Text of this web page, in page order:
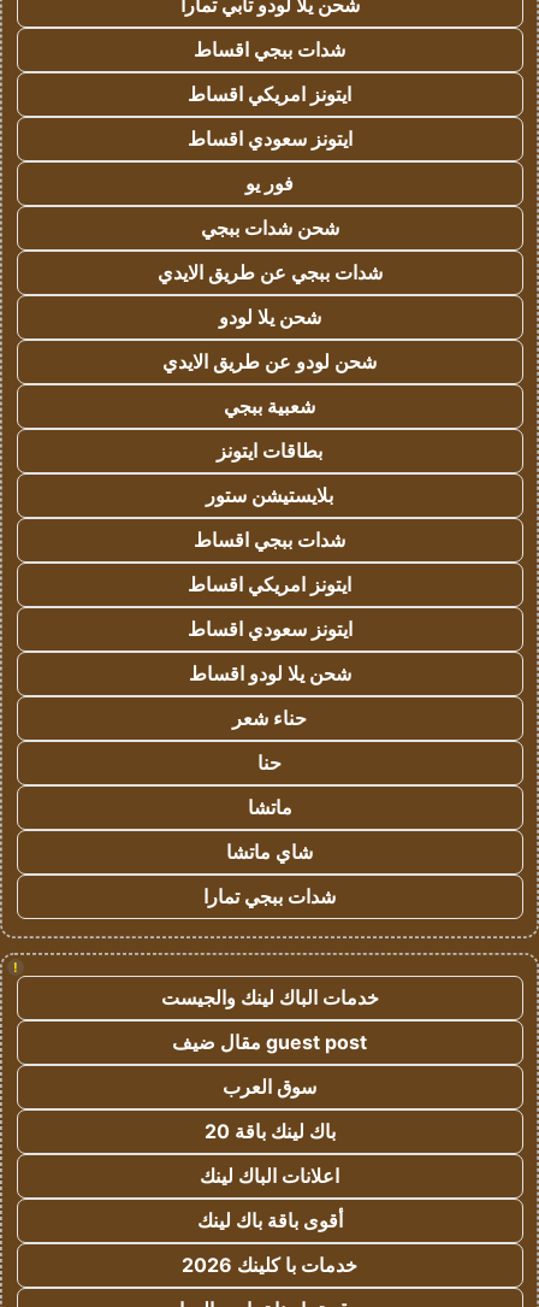
شحن يلا لودو تابي تمارا
شدات ببجي اقساط
ايتونز امريكي اقساط
ايتونز سعودي اقساط
فور يو
شحن شدات ببجي
شدات ببجي عن طريق الايدي
شحن يلا لودو
شحن لودو عن طريق الايدي
شعبية ببجي
بطاقات ايتونز
بلايستيشن ستور
شدات ببجي اقساط
ايتونز امريكي اقساط
ايتونز سعودي اقساط
شحن يلا لودو اقساط
حناء شعر
حنا
ماتشا
شاي ماتشا
شدات ببجي تمارا
!
خدمات الباك لينك والجيست
guest post مقال ضيف
سوق العرب
باك لينك باقة 20
اعلانات الباك لينك
أقوى باقة باك لينك
خدمات با كلينك 2026